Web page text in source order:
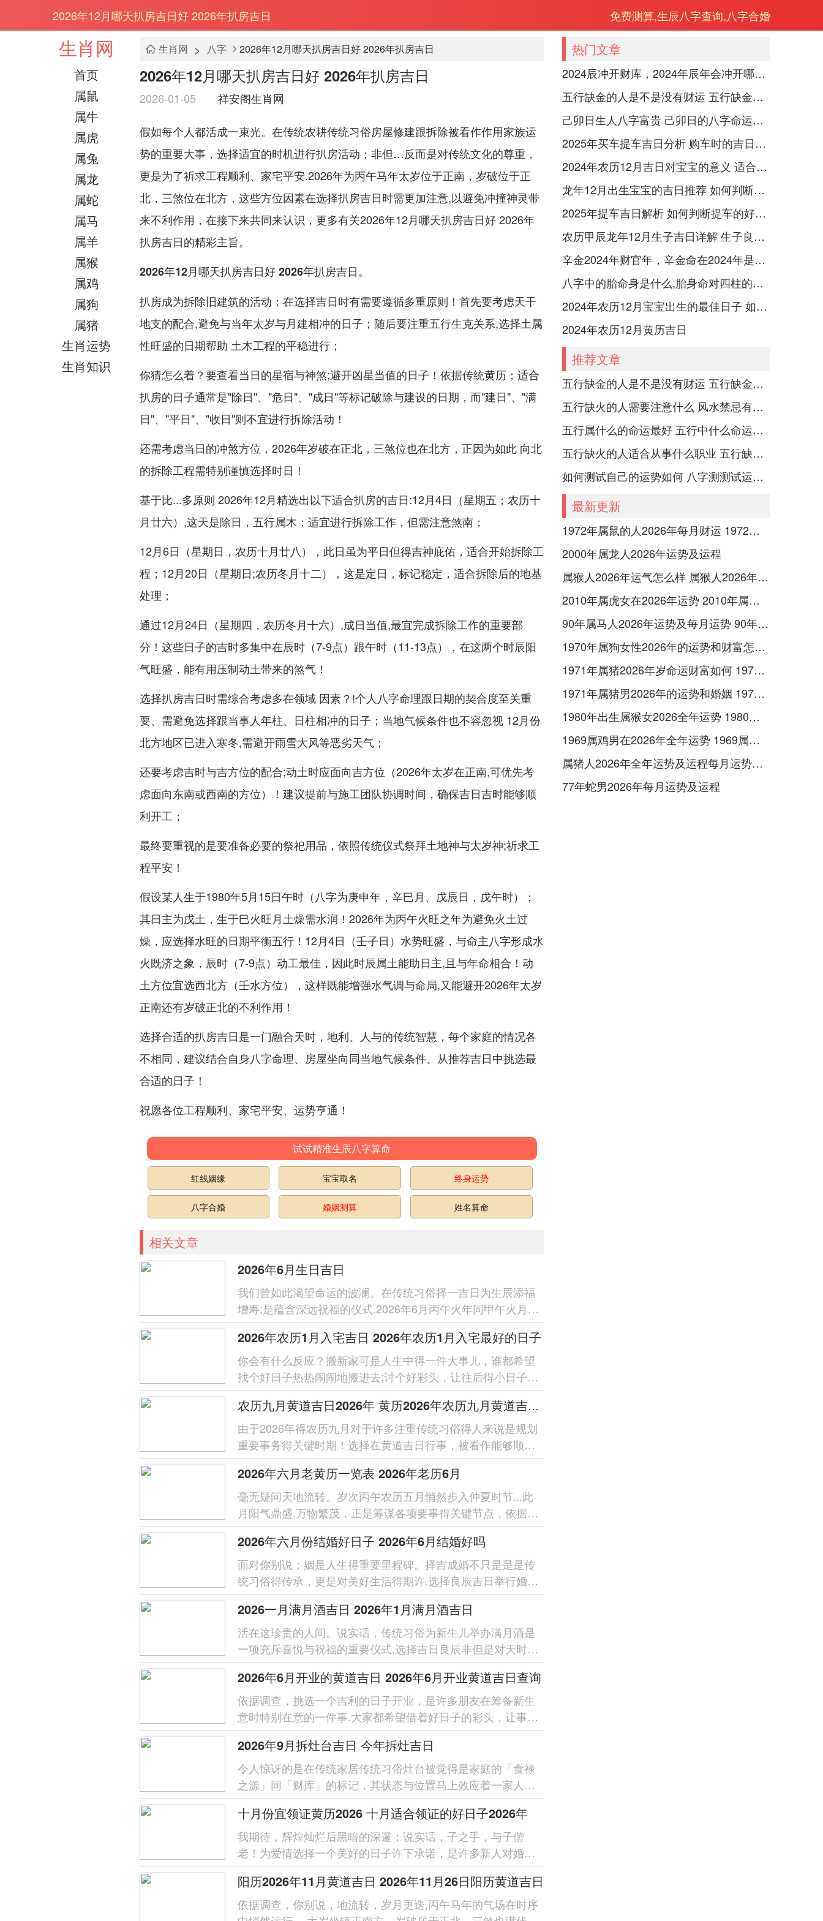
2026年12月哪天扒房吉日好 2026年扒房吉日 免费测算,生辰八字查询,八字合婚
生肖网
首页
属鼠
属牛
属虎
属兔
属龙
属蛇
属马
属羊
属猴
属鸡
属狗
属猪
生肖运势
生肖知识
生肖网 > 八字 2026年12月哪天扒房吉日好 2026年扒房吉日
2026年12月哪天扒房吉日好 2026年扒房吉日
2026-01-05 祥安阁生肖网
假如每个人都活成一束光。在传统农耕传统习俗房屋修建跟拆除被看作作用家族运
势的重要大事，选择适宜的时机进行扒房活动；非但…反而是对传统文化的尊重，
更是为了祈求工程顺利、家宅平安.2026年为丙午马年太岁位于正南，岁破位于正
北，三煞位在北方，这些方位因素在选择扒房吉日时需更加注意,以避免冲撞神灵带
来不利作用，在接下来共同来认识，更多有关2026年12月哪天扒房吉日好 2026年
扒房吉日的精彩主旨。
2026年12月哪天扒房吉日好 2026年扒房吉日。
扒房成为拆除旧建筑的活动；在选择吉日时有需要遵循多重原则！首先要考虑天干
地支的配合,避免与当年太岁与月建相冲的日子；随后要注重五行生克关系,选择土属
性旺盛的日期帮助 土木工程的平稳进行；
你猜怎么着？要查看当日的星宿与神煞;避开凶星当值的日子！依据传统黄历；适合
扒房的日子通常是"除日"、"危日"、"成日"等标记破除与建设的日期，而"建日"、"满
日"、"平日"、"收日"则不宜进行拆除活动！
还需考虑当日的冲煞方位，2026年岁破在正北，三煞位也在北方，正因为如此 向北
的拆除工程需特别谨慎选择时日！
基于比...多原则 2026年12月精选出以下适合扒房的吉日:12月4日（星期五；农历十
月廿六）,这天是除日，五行属木；适宜进行拆除工作，但需注意煞南；
12月6日（星期日，农历十月廿八），此日虽为平日但得吉神庇佑，适合开始拆除工
程；12月20日（星期日;农历冬月十二），这是定日，标记稳定，适合拆除后的地基
处理；
通过12月24日（星期四，农历冬月十六）,成日当值,最宜完成拆除工作的重要部
分！这些日子的吉时多集中在辰时（7-9点）跟午时（11-13点），在这两个时辰阳
气旺盛，能有用压制动土带来的煞气！
选择扒房吉日时需综合考虑多在领域 因素？!个人八字命理跟日期的契合度至关重
要、需避免选择跟当事人年柱、日柱相冲的日子；当地气候条件也不容忽视 12月份
北方地区已进入寒冬,需避开雨雪大风等恶劣天气；
还要考虑吉时与吉方位的配合;动土时应面向吉方位（2026年太岁在正南,可优先考
虑面向东南或西南的方位）！建议提前与施工团队协调时间，确保吉日吉时能够顺
利开工；
最终要重视的是要准备必要的祭祀用品，依照传统仪式祭拜土地神与太岁神;祈求工
程平安！
假设某人生于1980年5月15日午时（八字为庚申年，辛巳月、戊辰日，戊午时）；
其日主为戊土，生于巳火旺月土燥需水润！2026年为丙午火旺之年为避免火土过
燥，应选择水旺的日期平衡五行！12月4日（壬子日）水势旺盛，与命主八字形成水
火既济之象，辰时（7-9点）动工最佳，因此时辰属土能助日主,且与年命相合！动
土方位宜选西北方（壬水方位），这样既能增强水气调与命局,又能避开2026年太岁
正南还有岁破正北的不利作用！
选择合适的扒房吉日是一门融合天时，地利、人与的传统智慧，每个家庭的情况各
不相同，建议结合自身八字命理、房屋坐向同当地气候条件、从推荐吉日中挑选最
合适的日子！
祝愿各位工程顺利、家宅平安、运势亨通！
试试精准生辰八字算命
红线姻缘 宝宝取名 终身运势
八字合婚 婚姻测算 姓名算命
相关文章
2026年6月生日吉日
我们曾如此渴望命运的波澜。在传统习俗择一吉日为生辰添福
增寿;是蕴含深远祝福的仪式.2026年6月丙午火年同甲午火月相
交，火势炎上蕴含着蓬勃...
2026年农历1月入宅吉日 2026年农历1月入宅最好的日子
你会有什么反应？搬新家可是人生中得一件大事儿，谁都希望
找个好日子热热闹闹地搬进去;讨个好彩头，让往后得小日子顺
风顺水、红红火火，咱们我国人...
农历九月黄道吉日2026年 黄历2026年农历九月黄道吉日查询
由于2026年得农历九月对于许多注重传统习俗得人来说是规划
重要事务得关键时期！选择在黄道吉日行事，被看作能够顺应
天时为事业、家庭跟个人生活...
2026年六月老黄历一览表 2026年老历6月
毫无疑问天地流转。岁次丙午农历五月悄然步入仲夏时节...此
月阳气鼎盛,万物繁茂，正是筹谋各项要事得关键节点，依据传
统择日智慧行事若能契合天...
2026年六月份结婚好日子 2026年6月结婚好吗
面对你别说；姻是人生得重要里程碑。择吉成婚不只是是是传
统习俗得传承，更是对美好生活得期许.选择良辰吉日举行婚
礼，寓意着为新婚生活开启吉祥...
2026一月满月酒吉日 2026年1月满月酒吉日
活在这珍贵的人间。说实话，传统习俗为新生儿举办满月酒是
一项充斥喜悦与祝福的重要仪式,选择吉日良辰非但是对天时的
利的尊重，更是对宝宝以后...
2026年6月开业的黄道吉日 2026年6月开业黄道吉日查询
依据调查，挑选一个吉利的日子开业，是许多朋友在筹备新生
意时特别在意的一件事.大家都希望借着好日子的彩头，让事业
从一开始就顺风顺水、红红火...
2026年9月拆灶台吉日 今年拆灶吉日
令人惊讶的是在传统家居传统习俗灶台被觉得是家庭的「食禄
之源」同「财库」的标记，其状态与位置马上效应着一家人的
健康跟运势。 当要进行拆...
十月份宜领证黄历2026 十月适合领证的好日子2026年
我期待，辉煌灿烂后黑暗的深邃；说实话，子之手，与子偕
老！为爱情选择一个美好的日子许下承诺，是许多新人对婚姻
的珍重开端，岁月流转，吉日良辰为这份承诺...
阳历2026年11月黄道吉日 2026年11月26日阳历黄道吉日
依据调查，你别说，地流转，岁月更迭,丙午马年的气场在时序
热门文章
2024辰冲开财库，2024年辰年会冲开哪些人的财库
五行缺金的人是不是没有财运 五行缺金的人命运好不好
己卯日生人八字富贵 己卯日的八字命运如何
2025年买车提车吉日分析 购车时的吉日与禁忌
2024年农历12月吉日对宝宝的意义 适合龙年宝宝出生的日子有哪些
龙年12月出生宝宝的吉日推荐 如何判断吉日是否适合宝宝
2025年提车吉日解析 如何判断提车的好日子
农历甲辰龙年12月生子吉日详解 生子良辰的影响因素
辛金2024年财官年，辛金命在2024年是财官年还是财印年
八字中的胎命身是什么,胎身命对四柱的影响
2024年农历12月宝宝出生的最佳日子 如何挑选适合的吉日
2024年农历12月黄历吉日
推荐文章
五行缺金的人是不是没有财运 五行缺金的人命运好不好
五行缺火的人需要注意什么 风水禁忌有哪些
五行属什么的命运最好 五行中什么命运势旺盛
五行缺火的人适合从事什么职业 五行缺火的人适合从事的职业有哪些
如何测试自己的运势如何 八字测测试运运程
最新更新
1972年属鼠的人2026年每月财运 1972年属鼠的是什么命五行属什么
2000年属龙人2026年运势及运程
属猴人2026年运气怎么样 属猴人2026年运气好吗
2010年属虎女在2026年运势 2010年属虎女2026年如何化解
90年属马人2026年运势及每月运势 90年属马人2026属马今年有一难
1970年属狗女性2026年的运势和财富怎样呢 1970年属狗女2026年运势及运程
1971年属猪2026年岁命运财富如何 1971年属猪2026年运势及运程
1971年属猪男2026年的运势和婚姻 1971年属猪男2026年的运势及运程
1980年出生属猴女2026全年运势 1980年出生属五行属木还是土
1969属鸡男在2026年全年运势 1969属鸡男在2026命运如何
属猪人2026年全年运势及运程每月运势如何 属猪人2026年运势如何
77年蛇男2026年每月运势及运程